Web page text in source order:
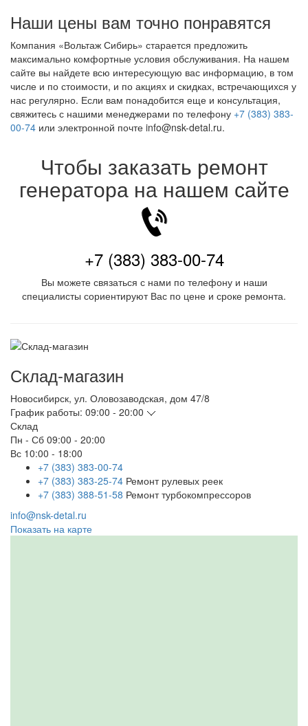
Наши цены вам точно понравятся
Компания «Вольтаж Сибирь» старается предложить
максимально комфортные условия обслуживания. На нашем
сайте вы найдете всю интересующую вас информацию, в том
числе и по стоимости, и по акциях и скидках, встречающихся у
нас регулярно. Если вам понадобится еще и консультация,
свяжитесь с нашими менеджерами по телефону +7 (383) 383-
00-74 или электронной почте info@nsk-detal.ru.
Чтобы заказать ремонт
генератора на нашем сайте
+7 (383) 383-00-74
Вы можете связаться с нами по телефону и наши
специалисты сориентируют Вас по цене и сроке ремонта.
Склад-магазин
Новосибирск, ул. Оловозаводская, дом 47/8
График работы: 09:00 - 20:00
Склад
Пн - Сб 09:00 - 20:00
Вс 10:00 - 18:00
+7 (383) 383-00-74
+7 (383) 383-25-74 Ремонт рулевых реек
+7 (383) 388-51-58 Ремонт турбокомпрессоров
info@nsk-detal.ru
Показать на карте